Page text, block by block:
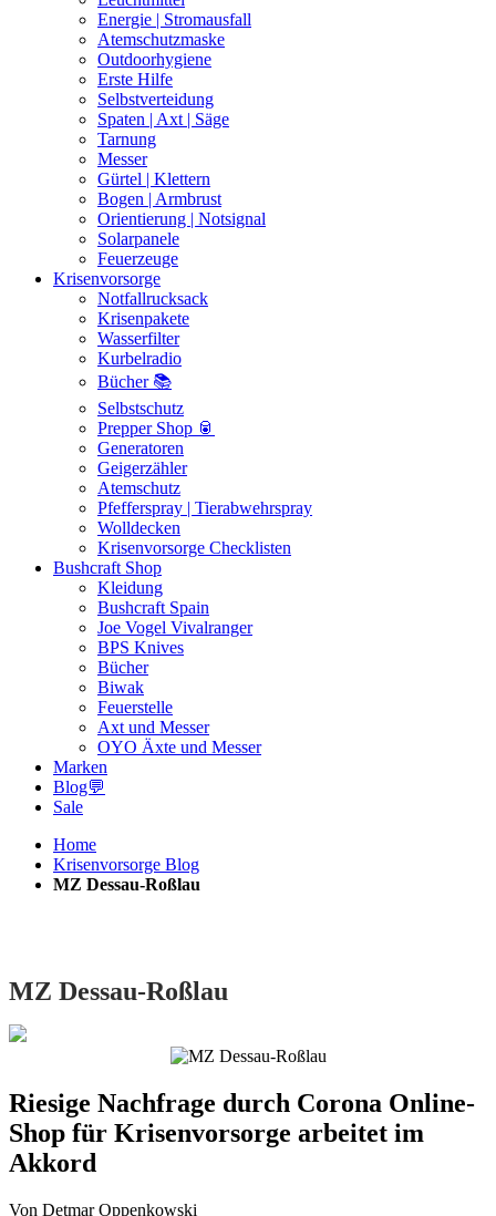
Energie | Stromausfall
Atemschutzmaske
Outdoorhygiene
Erste Hilfe
Selbstverteidung
Spaten | Axt | Säge
Tarnung
Messer
Gürtel | Klettern
Bogen | Armbrust
Orientierung | Notsignal
Solarpanele
Feuerzeuge
Krisenvorsorge
Notfallrucksack
Krisenpakete
Wasserfilter
Kurbelradio
Bücher 📚
Selbstschutz
Prepper Shop 🥫
Generatoren
Geigerzähler
Atemschutz
Pfefferspray | Tierabwehrspray
Wolldecken
Krisenvorsorge Checklisten
Bushcraft Shop
Kleidung
Bushcraft Spain
Joe Vogel Vivalranger
BPS Knives
Bücher
Biwak
Feuerstelle
Axt und Messer
OYO Äxte und Messer
Marken
Blog💬
Sale
Home
Krisenvorsorge Blog
MZ Dessau-Roßlau
MZ Dessau-Roßlau
Riesige Nachfrage durch Corona Online-
Shop für Krisenvorsorge arbeitet im
Akkord
Von Detmar Oppenkowski